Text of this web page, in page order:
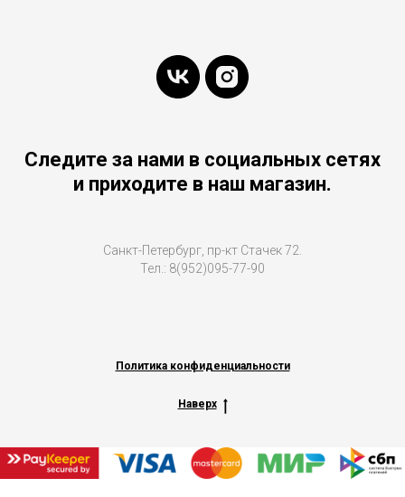
Следите за нами в социальных сетях
и приходите в наш магазин.
Санкт-Петербург, пр-кт Стачек 72.
Тел.: 8(952)095-77-90
Политика конфиденциальности
Наверх